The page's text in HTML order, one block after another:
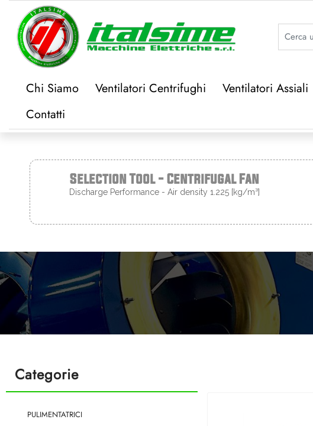
Chi Siamo Ventilatori Centrifughi Ventilatori Assiali
Contatti
Selection Tool - Centrifugal Fan
Discharge Performance - Air density 1.225 [kg/m³]
Categorie
PULIMENTATRICI